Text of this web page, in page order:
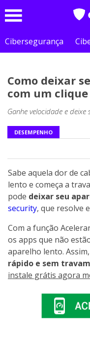
Cibersegurança
Como deixar
com um clique
Ganhe velocidade e
DESEMPENHO
Sabe aquela dor de
lento e começa a
pode deixar seu
security, que resolve
Com a função
os apps que não
aparelho lento.
rápido e sem
instale grátis agora